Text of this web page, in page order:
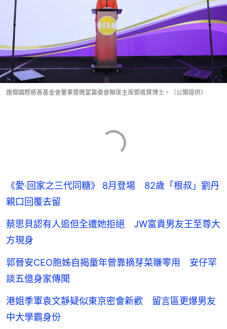
逸傑國際慈善基金會董事暨晚宴籌委會聯席主席鄧鳯賢博士。（公關提供）
《愛‧回家之三代同糖》 8月登場 82歲「根叔」劉丹
親口回覆去留
蔡思貝認有人追但全遭她拒絕 JW富貴男友王至尊大
方現身
郭晉安CEO胞姊自揭童年曾靠摘芽菜賺零用 安仔罕
談五億身家傳聞
港姐季軍袁文靜疑似東京密會新歡 留言區更爆男友
中大學霸身份